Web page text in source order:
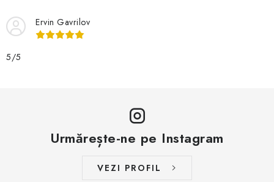
Ervin Gavrilov
5/5
Urmărește-ne pe Instagram
VEZI PROFIL